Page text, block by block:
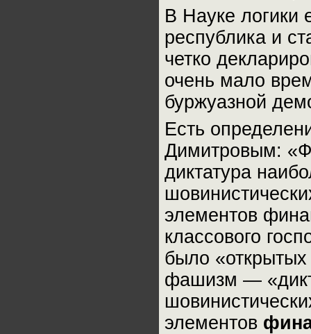
В Науке логики
республика и
четко
очень мало
буржуазной
Есть
Димитровым:
диктатура
элементов
классового
было
фашизм —
элементов